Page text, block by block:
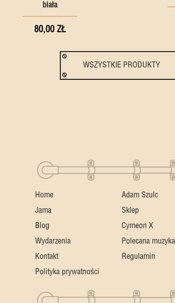
biała
80,00 ZŁ
WSZYSTKIE PRODUKTY
Home Adam Szulc
Jama Sklep
Blog Cymeon X
Wydarzenia Polecana muzyka
Kontakt Regulamin
Polityka prywatności